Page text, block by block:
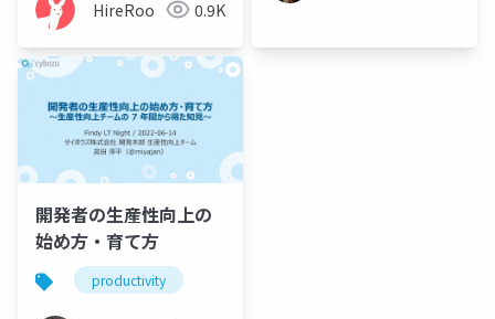
HireRoo 0.9K
開発者の生産性向上の
始め方・育て方
productivity